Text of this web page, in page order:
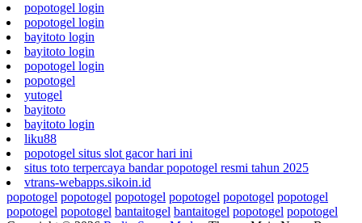
popotogel login
popotogel login
bayitoto login
bayitoto login
popotogel login
popotogel
yutogel
bayitoto
bayitoto login
liku88
popotogel situs slot gacor hari ini
situs toto terpercaya bandar popotogel resmi tahun 2025
vtrans-webapps.sikoin.id
popotogel popotogel popotogel popotogel popotogel popotogel
popotogel popotogel bantaitogel bantaitogel popotogel popotogel